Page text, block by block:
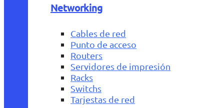
Networking
Cables de red
Punto de acceso
Routers
Servidores de impresión
Racks
Switchs
Tarjestas de red